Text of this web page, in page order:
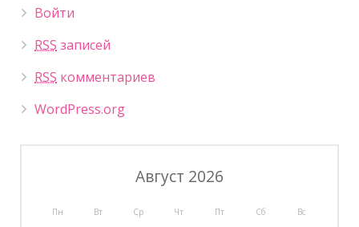
Войти
RSS записей
RSS комментариев
WordPress.org
Август 2026
Пн Вт Ср Чт Пт Сб Вс